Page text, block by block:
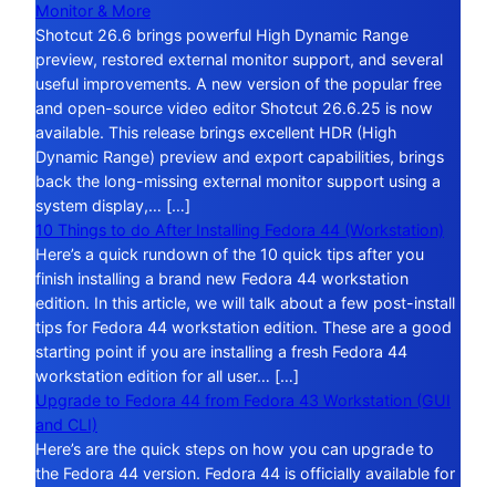
Monitor & More
Shotcut 26.6 brings powerful High Dynamic Range
preview, restored external monitor support, and several
useful improvements. A new version of the popular free
and open-source video editor Shotcut 26.6.25 is now
available. This release brings excellent HDR (High
Dynamic Range) preview and export capabilities, brings
back the long-missing external monitor support using a
system display,… […]
10 Things to do After Installing Fedora 44 (Workstation)
Here’s a quick rundown of the 10 quick tips after you
finish installing a brand new Fedora 44 workstation
edition. In this article, we will talk about a few post-install
tips for Fedora 44 workstation edition. These are a good
starting point if you are installing a fresh Fedora 44
workstation edition for all user… […]
Upgrade to Fedora 44 from Fedora 43 Workstation (GUI
and CLI)
Here’s are the quick steps on how you can upgrade to
the Fedora 44 version. Fedora 44 is officially available for